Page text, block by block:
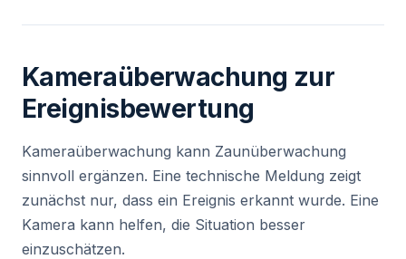
Kameraüberwachung zur
Ereignisbewertung
Kameraüberwachung kann Zaunüberwachung
sinnvoll ergänzen. Eine technische Meldung zeigt
zunächst nur, dass ein Ereignis erkannt wurde. Eine
Kamera kann helfen, die Situation besser
einzuschätzen.